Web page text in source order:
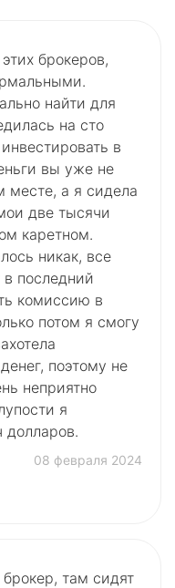
брокеров,
найти для
на сто
в
вы уже не
месте, а я сидела
две тысячи
каретном.
никак, все
в последний
комиссию в
потом я смогу
поэтому не
неприятно
я
долларов.
08 февраля 2024
там сидят